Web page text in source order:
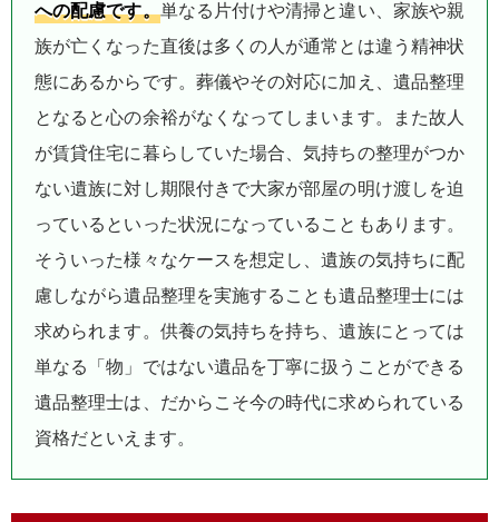
への配慮です。単なる片付けや清掃と違い、家族や親
族が亡くなった直後は多くの人が通常とは違う精神状
態にあるからです。葬儀やその対応に加え、遺品整理
となると心の余裕がなくなってしまいます。また故人
が賃貸住宅に暮らしていた場合、気持ちの整理がつか
ない遺族に対し期限付きで大家が部屋の明け渡しを迫
っているといった状況になっていることもあります。
そういった様々なケースを想定し、遺族の気持ちに配
慮しながら遺品整理を実施することも遺品整理士には
求められます。供養の気持ちを持ち、遺族にとっては
単なる「物」ではない遺品を丁寧に扱うことができる
遺品整理士は、だからこそ今の時代に求められている
資格だといえます。